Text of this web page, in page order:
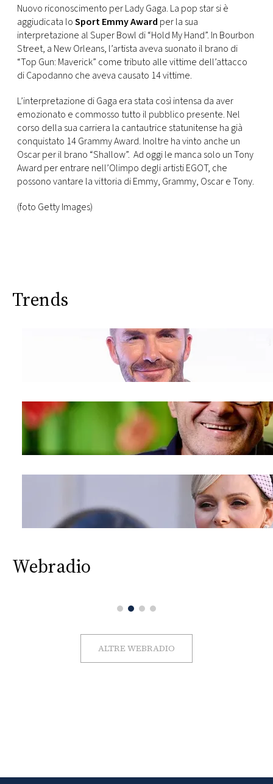
PRINCIPATO
DI
MONACO
CONSIGLIA
Nuovo riconoscimento per Lady Gaga. La pop star si è
aggiudicata loSport Emmy Award per la sua
interpretazione al Super Bowl di “Hold My Hand”. In Bourbon
Street, a New Orleans, l’artista aveva suonato il brano di
“Top Gun: Maverick” come tributo alle vittime dell’attacco
di Capodanno che aveva causato 14 vittime.
L’interpretazione di Gaga era stata così intensa da aver
emozionato e commosso tutto il pubblico presente. Nel
corso della sua carriera la cantautrice statunitense ha già
conquistato 14 Grammy Award. Inoltre ha vinto anche un
Oscar per il brano “Shallow”. Ad oggi le manca solo un Tony
Award per entrare nell’Olimpo degli artisti EGOT, che
possono vantare la vittoria di Emmy, Grammy, Oscar e Tony.
(foto Getty Images)
Trends
Webradio
ALTRE WEBRADIO